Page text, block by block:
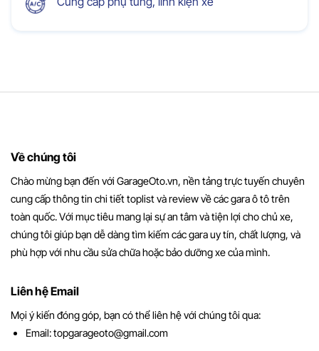
Về chúng tôi
Chào mừng bạn đến với GarageOto.vn, nền tảng trực tuyến chuyên
cung cấp thông tin chi tiết toplist và review về các gara ô tô trên
toàn quốc. Với mục tiêu mang lại sự an tâm và tiện lợi cho chủ xe,
chúng tôi giúp bạn dễ dàng tìm kiếm các gara uy tín, chất lượng, và
phù hợp với nhu cầu sửa chữa hoặc bảo dưỡng xe của mình.
Liên hệ Email
Mọi ý kiến đóng góp, bạn có thể liên hệ với chúng tôi qua:
Email:topgarageoto@gmail.com